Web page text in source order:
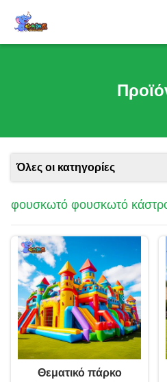
Όλες οι κατηγορίες
φουσκωτό φουσκωτό
Θεματικό πάρκο